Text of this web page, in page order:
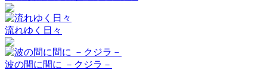
流れゆく日々
波の間に間に －クジラ－